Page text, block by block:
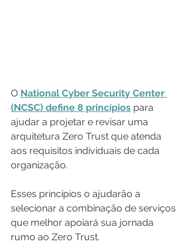
O National Cyber Security Center
(NCSC) define 8 princípios para
ajudar a projetar e revisar uma
arquitetura Zero Trust que atenda
aos requisitos individuais de cada
organização.
Esses princípios o ajudarão a
selecionar a combinação de serviços
que melhor apoiará sua jornada
rumo ao Zero Trust.